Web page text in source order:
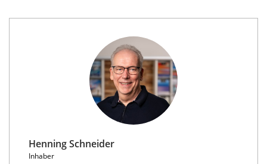
Henning Schneider
Inhaber